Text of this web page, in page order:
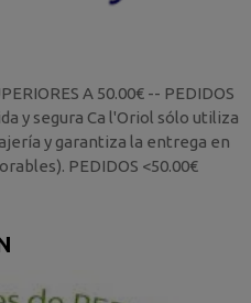
A 50.00€ -- PEDIDOS
y segura Ca l'Oriol sólo utiliza
y garantiza la entrega en
PEDIDOS <50.00€